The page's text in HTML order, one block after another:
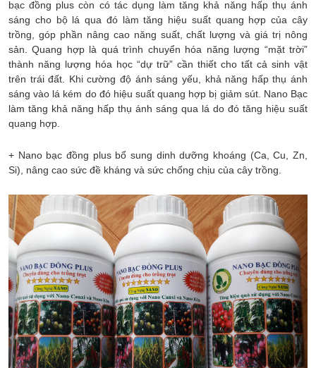
bạc đồng plus còn có tác dụng làm tăng khả năng hấp thụ ánh
sáng cho bộ lá qua đó làm tăng hiệu suất quang hợp của cây
trồng, góp phần nâng cao năng suất, chất lượng và giá trị nông
sản. Quang hợp là quá trình chuyển hóa năng lượng “mặt trời”
thành năng lượng hóa học “dự trữ” cần thiết cho tất cả sinh vật
trên trái đất. Khi cường độ ánh sáng yếu, khả năng hấp thụ ánh
sáng vào lá kém do đó hiệu suất quang hợp bị giảm sút. Nano Bạc
làm tăng khả năng hấp thụ ánh sáng qua lá do đó tăng hiệu suất
quang hợp.
+ Nano bạc đồng plus bổ sung dinh dưỡng khoáng (Ca, Cu, Zn,
Si), nâng cao sức đề kháng và sức chống chịu của cây trồng.